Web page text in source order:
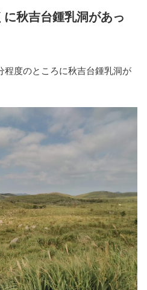
秋吉台鍾乳洞があっ
程度のところに秋吉台鍾乳洞が